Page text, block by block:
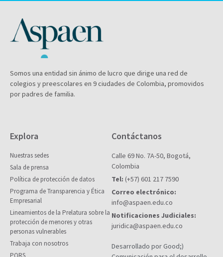
Somos una entidad sin ánimo de lucro que dirige una red de
colegios y preescolares en 9 ciudades de Colombia, promovidos
por padres de familia.
Explora
Nuestras sedes
Sala de prensa
Política de protección de datos
Programa de Transparencia y Ética
Empresarial
Lineamientos de la Prelatura sobre la
protección de menores y otras
personas vulnerables
Trabaja con nosotros
PQRS
Contáctanos
Calle 69 No. 7A-50, Bogotá,
Colombia
Tel: (+57) 601 217 7590
Correo electrónico:
info@aspaen.edu.co
Notificaciones Judiciales:
juridica@aspaen.edu.co
Desarrollado por Good;)